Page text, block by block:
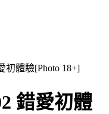
初體驗[Photo 18+]
錯愛初體